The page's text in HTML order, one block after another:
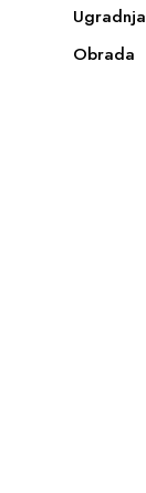
Ugradnja
Obrada